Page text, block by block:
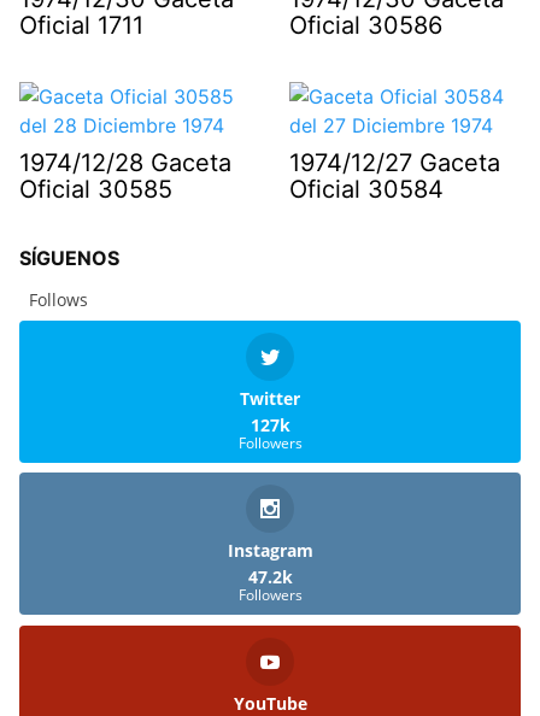
Oficial 1711
Oficial 30586
1974/12/28 Gaceta
Oficial 30585
1974/12/27 Gaceta
Oficial 30584
SÍGUENOS
Follows
Twitter
127k
Followers
Instagram
47.2k
Followers
YouTube